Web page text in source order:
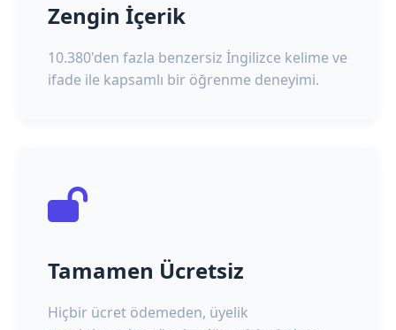
Zengin İçerik
10.380'den fazla benzersiz İngilizce kelime ve
ifade ile kapsamlı bir öğrenme deneyimi.
Tamamen Ücretsiz
Hiçbir ücret ödemeden, üyelik